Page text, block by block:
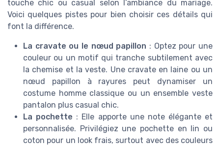
touche chic ou casual selon l’ambiance du mariage.
Voici quelques pistes pour bien choisir ces détails qui
font la différence.
La cravate ou le nœud papillon : Optez pour une
couleur ou un motif qui tranche subtilement avec
la chemise et la veste. Une cravate en laine ou un
nœud papillon à rayures peut dynamiser un
costume homme classique ou un ensemble veste
pantalon plus casual chic.
La pochette : Elle apporte une note élégante et
personnalisée. Privilégiez une pochette en lin ou
coton pour un look frais, surtout avec des couleurs